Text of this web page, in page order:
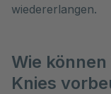
wiedererlangen.
Wie
Knies